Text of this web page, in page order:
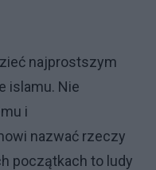
najprostszym
islamu. Nie
i
nazwać rzeczy
początkach to ludy